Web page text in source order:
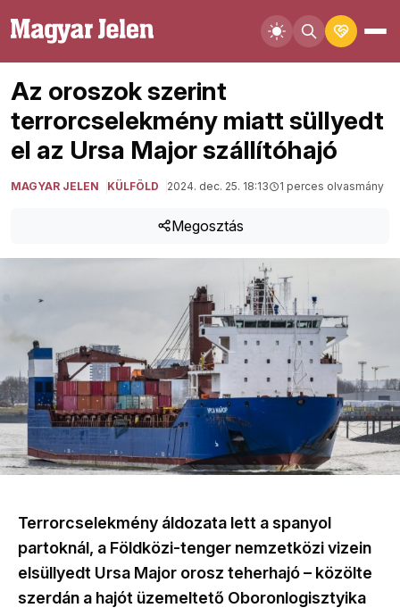
Az oroszok szerint
terrorcselekmény miatt süllyedt
el az Ursa Major szállítóhajó
MAGYAR JELEN KÜLFÖLD 2024. dec. 25. 18:13 1 perces olvasmány
Megosztás
Terrorcselekmény áldozata lett a spanyol
partoknál, a Földközi-tenger nemzetközi vizein
elsüllyedt Ursa Major orosz teherhajó – közölte
szerdán a hajót üzemeltető Oboronlogisztyika